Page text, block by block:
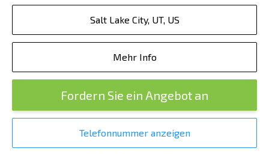
Salt Lake City, UT, US
Mehr Info
Fordern Sie ein Angebot an
Telefonnummer anzeigen